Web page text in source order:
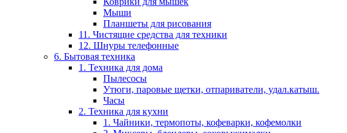
Мыши
Планшеты для рисования
11. Чистящие средства для техники
12. Шнуры телефонные
6. Бытовая техника
1. Техника для дома
Пылесосы
Утюги, паровые щетки, отпариватели, удал.катыш.
Часы
2. Техника для кухни
1. Чайники, термопоты, кофеварки, кофемолки